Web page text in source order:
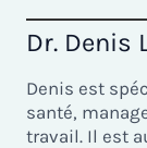
Dr. Denis
Denis est
santé,
travail. Il est